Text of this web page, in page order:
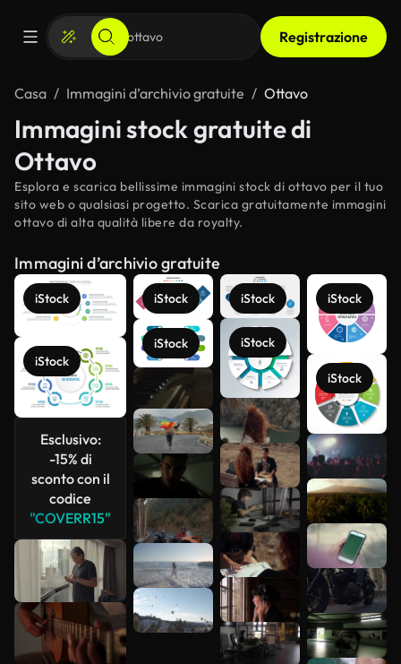
Registrazione
Casa Immagini d’archivio gratuite Ottavo
Immagini stock gratuite di
Ottavo
Esplora e scarica bellissime immagini stock di ottavo per il tuo
sito web o qualsiasi progetto. Scarica gratuitamente immagini
ottavo di alta qualità libere da royalty.
Immagini d’archivio gratuite
iStock
iStock
Esclusivo:
-15% di
sconto con il
codice
"COVERR15"
iStock
iStock
iStock
iStock
iStock
iStock
Scopri di
più